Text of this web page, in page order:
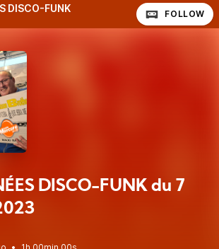
DISCO-FUNK FOLLOW
DISCO-FUNK du 7